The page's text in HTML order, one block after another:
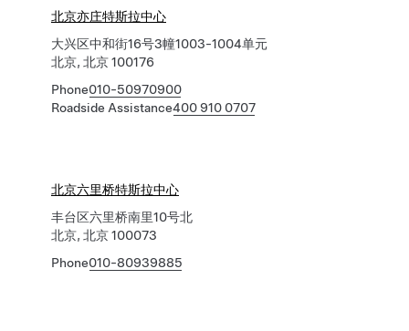
北京亦庄特斯拉中心
大兴区中和街16号3幢1003-1004单元
北京, 北京 100176
Phone010-50970900
Roadside Assistance400 910 0707
北京六里桥特斯拉中心
丰台区六里桥南里10号北
北京, 北京 100073
Phone010-80939885